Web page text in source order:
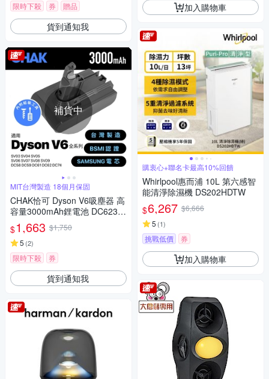
限時下殺 券 贈品
貨到通知我
補貨中
MIT台灣製造 18個月保固
CHAK恰可 Dyson V6吸塵器 高
容量3000mAh鋰電池 DC6230
(Dyson 副廠電池 戴森吸塵器配
件)
$1,663 $1,750
5 (2)
限時下殺 券
貨到通知我
加入購物車
購衷心+聯名卡最高10%回饋
Whirlpool惠而浦 10L 第六感智
能清淨除濕機 DS202HDTW
$6,267 $6,666
5 (1)
挑戰低價 券
加入購物車